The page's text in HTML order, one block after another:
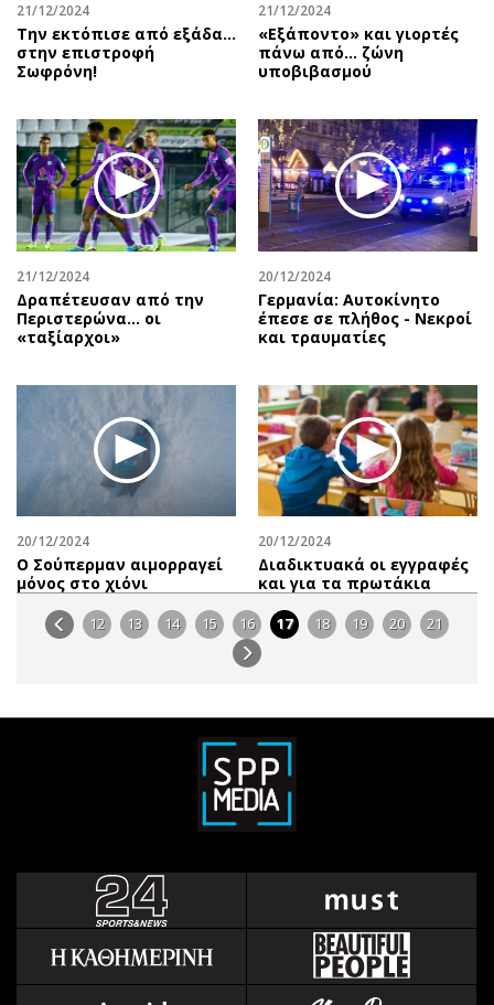
21/12/2024
Την εκτόπισε από εξάδα…
στην επιστροφή
Σωφρόνη!
21/12/2024
«Εξάποντο» και γιορτές
πάνω από… ζώνη
υποβιβασμού
21/12/2024
Δραπέτευσαν από την
Περιστερώνα… οι
«ταξίαρχοι»
20/12/2024
Γερμανία: Αυτοκίνητο
έπεσε σε πλήθος - Νεκροί
και τραυματίες
20/12/2024
Ο Σούπερμαν αιμορραγεί
μόνος στο χιόνι
20/12/2024
Διαδικτυακά οι εγγραφές
και για τα πρωτάκια
12 13 14 15 16 17 18 19 20 21